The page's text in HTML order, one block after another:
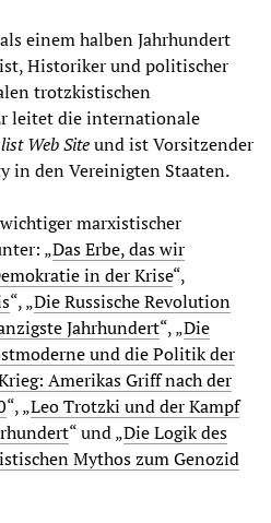
einem halben Jahrhundert
Historiker und politischer
trotzkistischen
leitet die internationale
Web Siteund ist Vorsitzender
in den Vereinigten Staaten.
marxistischer
„Das Erbe, das wir
in der Krise“,
“, „Die Russische Revolution
Jahrhundert“, „Die
und die Politik der
Amerikas Griff nach der
“, „Leo Trotzki und der Kampf
“ und „Die Logik des
Mythos zum Genozid